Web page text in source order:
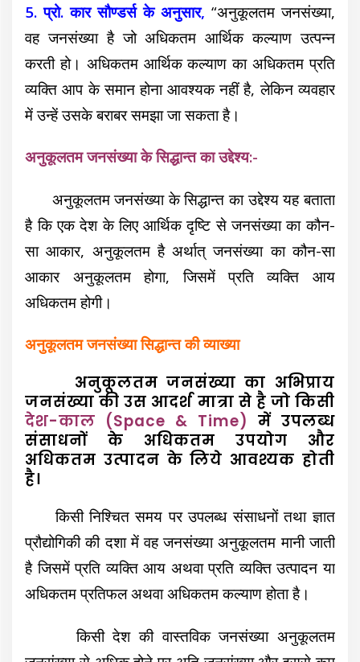
5. प्रो. कार सौण्डर्स के अनुसार, “अनुकूलतम जनसंख्या,
वह जनसंख्या है जो अधिकतम आर्थिक कल्याण उत्पन्न
करती हो। अधिकतम आर्थिक कल्याण का अधिकतम प्रति
व्यक्ति आप के समान होना आवश्यक नहीं है, लेकिन व्यवहार
में उन्हें उसके बराबर समझा जा सकता है।
अनुकूलतम जनसंख्या के सिद्धान्त का उद्देश्य:-
अनुकूलतम जनसंख्या के सिद्धान्त का उद्देश्य यह बताता
है कि एक देश के लिए आर्थिक दृष्टि से जनसंख्या का कौन-
सा आकार, अनुकूलतम है अर्थात् जनसंख्या का कौन-सा
आकार अनुकूलतम होगा, जिसमें प्रति व्यक्ति आय
अधिकतम होगी।
अनुकूलतम जनसंख्या सिद्धान्त की व्याख्या
अनुकूलतम जनसंख्या का अभिप्राय
जनसंख्या की उस आदर्श मात्रा से है जो किसी
देश-काल (Space & Time) में उपलब्ध
संसाधनों के अधिकतम उपयोग और
अधिकतम उत्पादन के लिये आवश्यक होती
है।
किसी निश्चित समय पर उपलब्ध संसाधनों तथा ज्ञात
प्रौद्योगिकी की दशा में वह जनसंख्या अनुकूलतम मानी जाती
है जिसमें प्रति व्यक्ति आय अथवा प्रति व्यक्ति उत्पादन या
अधिकतम प्रतिफल अथवा अधिकतम कल्याण होता है।
किसी देश की वास्तविक जनसंख्या अनुकूलतम